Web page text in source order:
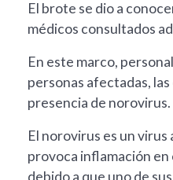
El brote se dio a
médicos consultados
En este marco,
personas afectadas,
presencia de norovirus.
El norovirus es un
provoca inflamación
debido a que uno de